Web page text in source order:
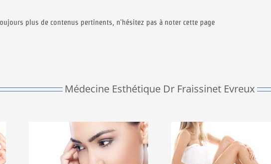
plus de contenus pertinents, n'hésitez pas à noter cette page
Médecine Esthétique Dr Fraissinet Evreux